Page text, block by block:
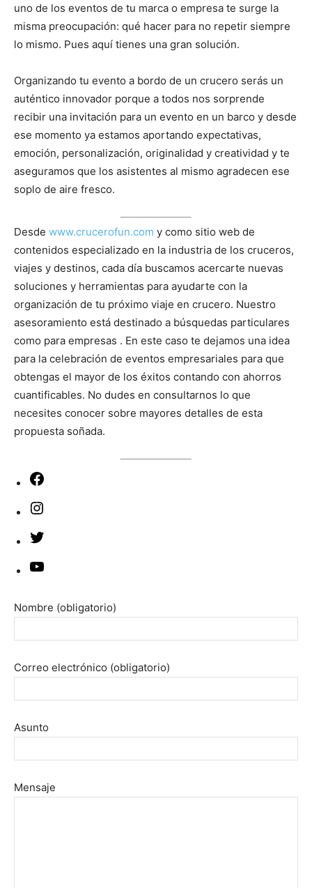
uno de los eventos de tu marca o empresa te surge la
misma preocupación: qué hacer para no repetir siempre
lo mismo. Pues aquí tienes una gran solución.
Organizando tu evento a bordo de un crucero serás un
auténtico innovador porque a todos nos sorprende
recibir una invitación para un evento en un barco y desde
ese momento ya estamos aportando expectativas,
emoción, personalización, originalidad y creatividad y te
aseguramos que los asistentes al mismo agradecen ese
soplo de aire fresco.
Desde www.crucerofun.com y como sitio web de
contenidos especializado en la industria de los cruceros,
viajes y destinos, cada día buscamos acercarte nuevas
soluciones y herramientas para ayudarte con la
organización de tu próximo viaje en crucero. Nuestro
asesoramiento está destinado a búsquedas particulares
como para empresas . En este caso te dejamos una idea
para la celebración de eventos empresariales para que
obtengas el mayor de los éxitos contando con ahorros
cuantificables. No dudes en consultarnos lo que
necesites conocer sobre mayores detalles de esta
propuesta soñada.
Nombre (obligatorio)
Correo electrónico (obligatorio)
Asunto
Mensaje